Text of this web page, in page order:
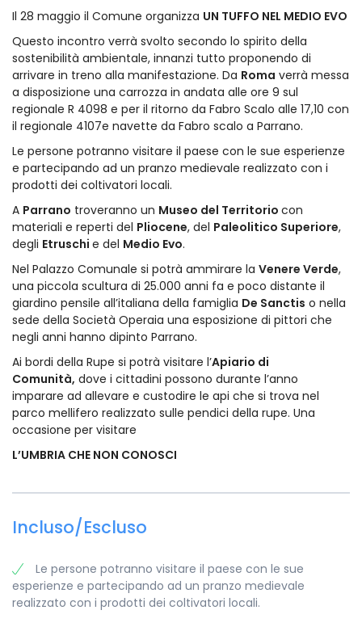
Il 28 maggio il Comune organizza UN TUFFO NEL MEDIO EVO
Questo incontro verrà svolto secondo lo spirito della
sostenibilità ambientale, innanzi tutto proponendo di
arrivare in treno alla manifestazione. Da Roma verrà messa
a disposizione una carrozza in andata alle ore 9 sul
regionale R 4098 e per il ritorno da Fabro Scalo alle 17,10 con
il regionale 4107e navette da Fabro scalo a Parrano.
Le persone potranno visitare il paese con le sue esperienze
e partecipando ad un pranzo medievale realizzato con i
prodotti dei coltivatori locali.
A Parrano troveranno un Museo del Territorio con
materiali e reperti del Pliocene, del Paleolitico Superiore,
degli Etruschi e del Medio Evo.
Nel Palazzo Comunale si potrà ammirare la Venere Verde,
una piccola scultura di 25.000 anni fa e poco distante il
giardino pensile all’italiana della famiglia De Sanctis o nella
sede della Società Operaia una esposizione di pittori che
negli anni hanno dipinto Parrano.
Ai bordi della Rupe si potrà visitare l’Apiario di
Comunità, dove i cittadini possono durante l’anno
imparare ad allevare e custodire le api che si trova nel
parco mellifero realizzato sulle pendici della rupe. Una
occasione per visitare
L’UMBRIA CHE NON CONOSCI
Incluso/Escluso
Le persone potranno visitare il paese con le sue
esperienze e partecipando ad un pranzo medievale
realizzato con i prodotti dei coltivatori locali.